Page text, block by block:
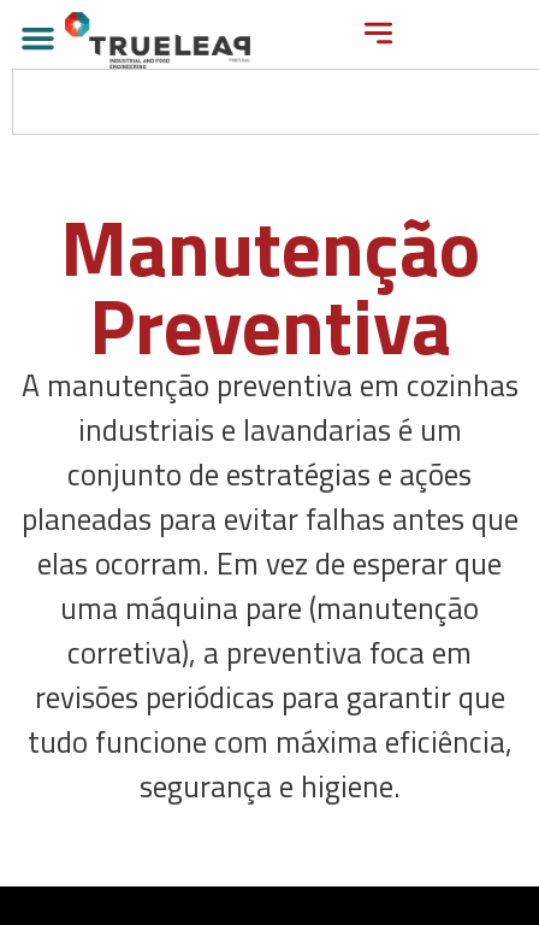
Manutenção
Preventiva
A manutenção preventiva em cozinhas
industriais e lavandarias é um
conjunto de estratégias e ações
planeadas para evitar falhas antes que
elas ocorram. Em vez de esperar que
uma máquina pare (manutenção
corretiva), a preventiva foca em
revisões periódicas para garantir que
tudo funcione com máxima eficiência,
segurança e higiene.